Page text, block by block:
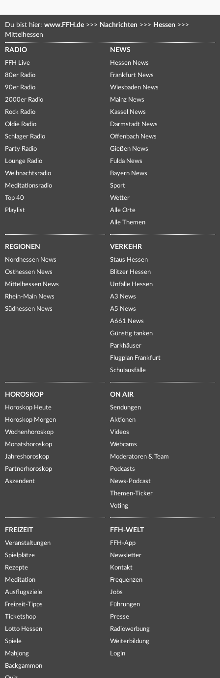
Du bist hier: www.FFH.de >>> Nachrichten >>> Hessen >>>
Mittelhessen
RADIO
FFH Live
80er Radio
90er Radio
2000er Radio
Rock Radio
Oldie Radio
Schlager Radio
Party Radio
Lounge Radio
Weihnachtsradio
Meditationsradio
Top 40
Playlist
NEWS
Hessen News
Frankfurt News
Wiesbaden News
Mainz News
Kassel News
Darmstadt News
Offenbach News
Gießen News
Fulda News
Bayern News
Sport
Wetter
Alle Orte
Alle Themen
REGIONEN
Nordhessen News
Osthessen News
Mittelhessen News
Rhein-Main News
Südhessen News
VERKEHR
Staus Hessen
Blitzer Hessen
Unfälle Hessen
A3 News
A5 News
A661 News
Günstig tanken
Parkhäuser
Flugplan Frankfurt
Schulausfälle
HOROSKOP
Horoskop Heute
Horoskop Morgen
Wochenhoroskop
Monatshoroskop
Jahreshoroskop
Partnerhoroskop
Aszendent
ON AIR
Sendungen
Aktionen
Videos
Webcams
Moderatoren & Team
Podcasts
News-Podcast
Themen-Ticker
Voting
FREIZEIT
Veranstaltungen
Spielplätze
Rezepte
Meditation
Ausflugsziele
Freizeit-Tipps
Ticketshop
Lotto Hessen
Spiele
Mahjong
Backgammon
FFH-WELT
FFH-App
Newsletter
Kontakt
Frequenzen
Jobs
Führungen
Presse
Radiowerbung
Weiterbildung
Login